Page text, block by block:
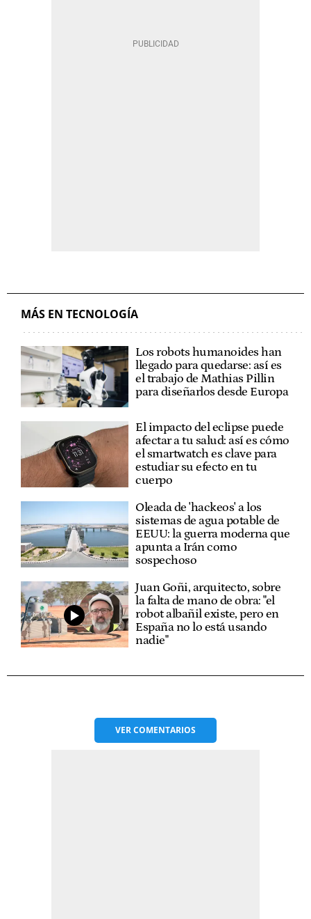
MÁS EN TECNOLOGÍA
Los robots humanoides han
llegado para quedarse: así es
el trabajo de Mathias Pillin
para diseñarlos desde Europa
El impacto del eclipse puede
afectar a tu salud: así es cómo
el smartwatch es clave para
estudiar su efecto en tu
cuerpo
Oleada de 'hackeos' a los
sistemas de agua potable de
EEUU: la guerra moderna que
apunta a Irán como
sospechoso
Juan Goñi, arquitecto, sobre
la falta de mano de obra: "el
robot albañil existe, pero en
España no lo está usando
nadie"
VERCOMENTARIOS